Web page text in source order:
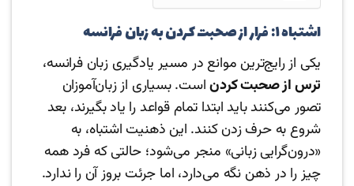
اشتباه ۱: فرار از صحبت کردن به زبان فرانسه
یکی از رایج‌ترین موانع در مسیر یادگیری زبان فرانسه،
ترس از صحبت کردناست. بسیاری از زبان‌آموزان
تصور می‌کنند باید ابتدا تمام قواعد را یاد بگیرند، بعد
شروع به حرف زدن کنند. این ذهنیت اشتباه، به
«درون‌گرایی زبانی» منجر می‌شود؛ حالتی که فرد همه
چیز را در ذهن نگه می‌دارد، اما جرئت بروز آن را ندارد.